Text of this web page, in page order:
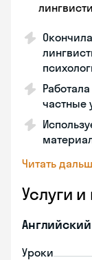
частные
Читать
Услуги
Уроки